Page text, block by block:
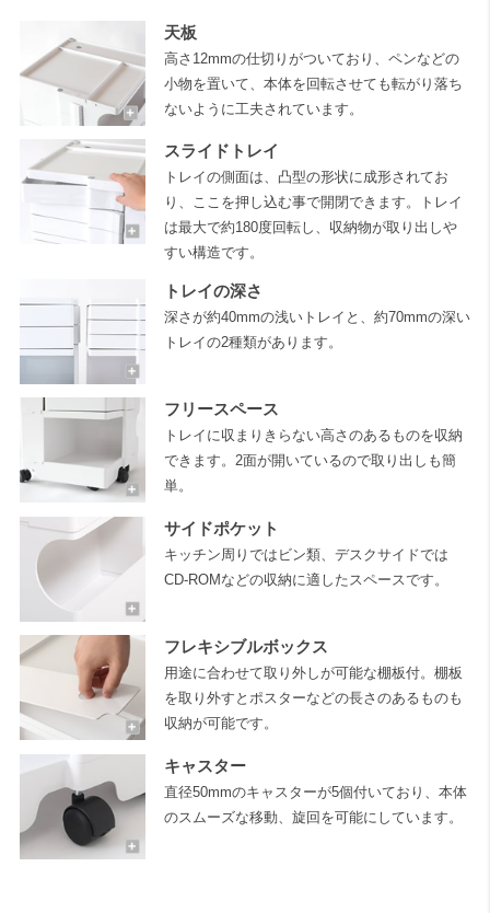
天板
高さ12mmの仕切りがついており、ペンなどの
小物を置いて、本体を回転させても転がり落ち
ないように工夫されています。
スライドトレイ
トレイの側面は、凸型の形状に成形されてお
り、ここを押し込む事で開閉できます。トレイ
は最大で約180度回転し、収納物が取り出しや
すい構造です。
トレイの深さ
深さが約40mmの浅いトレイと、約70mmの深い
トレイの2種類があります。
フリースペース
トレイに収まりきらない高さのあるものを収納
できます。2面が開いているので取り出しも簡
単。
サイドポケット
キッチン周りではビン類、デスクサイドでは
CD-ROMなどの収納に適したスペースです。
フレキシブルボックス
用途に合わせて取り外しが可能な棚板付。棚板
を取り外すとポスターなどの長さのあるものも
収納が可能です。
キャスター
直径50mmのキャスターが5個付いており、本体
のスムーズな移動、旋回を可能にしています。